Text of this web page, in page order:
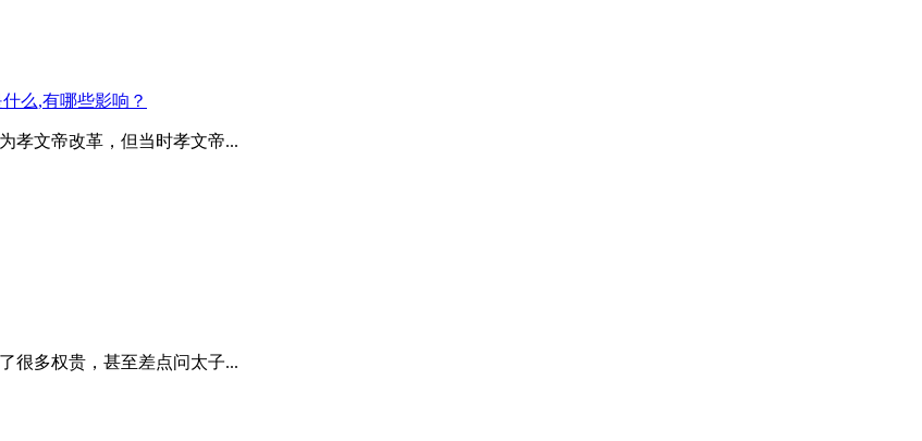
么,有哪些影响？
孝文帝改革，但当时孝文帝...
很多权贵，甚至差点问太子...